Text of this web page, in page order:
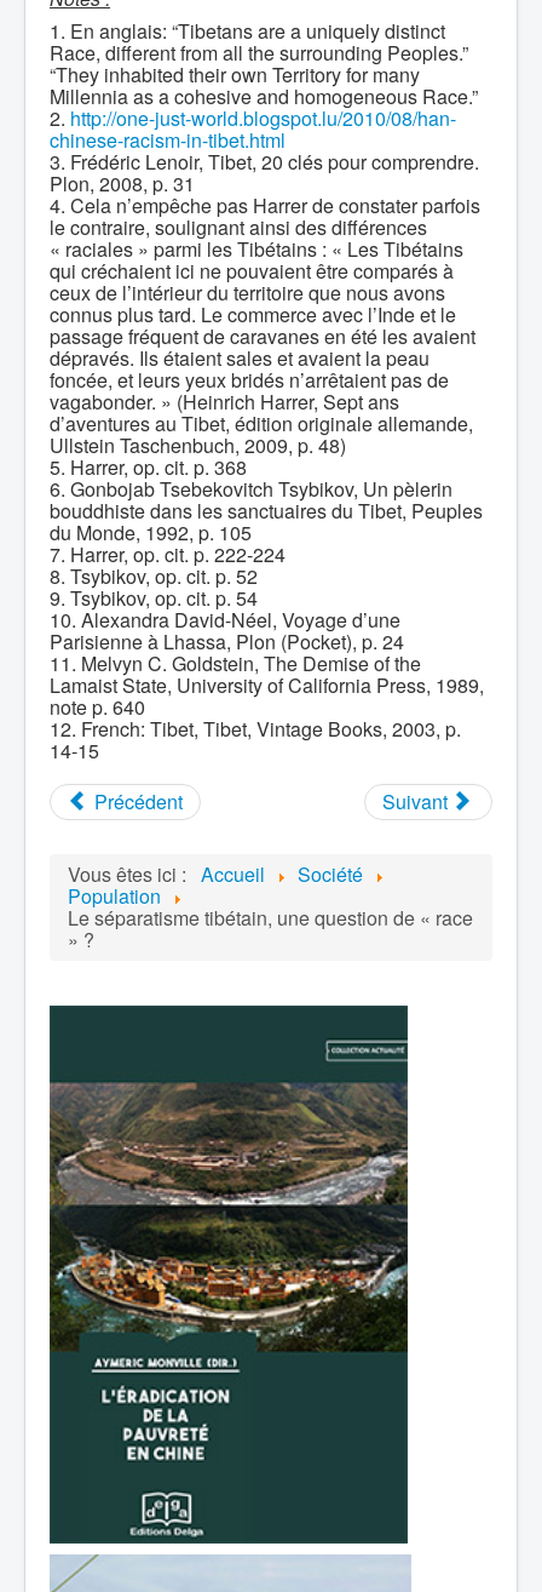
1. En anglais: “Tibetans are a uniquely distinct
Race, different from all the surrounding Peoples.”
“They inhabited their own Territory for many
Millennia as a cohesive and homogeneous Race.”
2. http://one-just-world.blogspot.lu/2010/08/han-
chinese-racism-in-tibet.html
3. Frédéric Lenoir, Tibet, 20 clés pour comprendre.
Plon, 2008, p. 31
4. Cela n’empêche pas Harrer de constater parfois
le contraire, soulignant ainsi des différences
« raciales » parmi les Tibétains : « Les Tibétains
qui créchaient ici ne pouvaient être comparés à
ceux de l’intérieur du territoire que nous avons
connus plus tard. Le commerce avec l’Inde et le
passage fréquent de caravanes en été les avaient
dépravés. Ils étaient sales et avaient la peau
foncée, et leurs yeux bridés n’arrêtaient pas de
vagabonder. » (Heinrich Harrer, Sept ans
d’aventures au Tibet, édition originale allemande,
Ullstein Taschenbuch, 2009, p. 48)
5. Harrer, op. cit. p. 368
6. Gonbojab Tsebekovitch Tsybikov, Un pèlerin
bouddhiste dans les sanctuaires du Tibet, Peuples
du Monde, 1992, p. 105
7. Harrer, op. cit. p. 222-224
8. Tsybikov, op. cit. p. 52
9. Tsybikov, op. cit. p. 54
10. Alexandra David-Néel, Voyage d’une
Parisienne à Lhassa, Plon (Pocket), p. 24
11. Melvyn C. Goldstein, The Demise of the
Lamaist State, University of California Press, 1989,
note p. 640
12. French: Tibet, Tibet, Vintage Books, 2003, p.
14-15
Précédent
Suivant
Vous êtes ici : Accueil Société
Population
Le séparatisme tibétain, une question de « race
» ?